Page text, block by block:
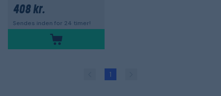
408 kr.
Sendes inden for 24 timer!
1